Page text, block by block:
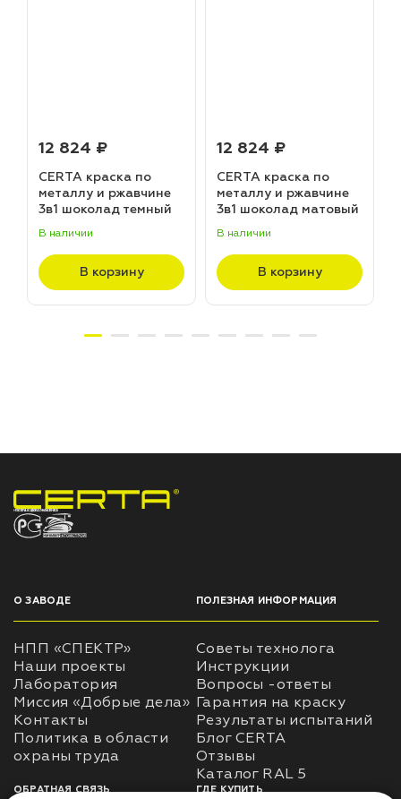
12 824 ₽
CERTA краска по
металлу и ржавчине
3в1 шоколад темный
(20,0кг)
В наличии
В корзину
12 824 ₽
CERTA краска по
металлу и ржавчине
3в1 шоколад матовый
В наличии
В корзину
НПП «СПЕКТР» ЗАВОД ЛАКОКРАСОЧНЫХ МАТЕРИАЛОВ
О ЗАВОДЕ
НПП «СПЕКТР»
Наши проекты
Лаборатория
Миссия «Добрые дела»
Контакты
Политика в области
ПОЛЕЗНАЯ ИНФОРМАЦИЯ
Советы технолога
Инструкции
Вопросы -ответы
Гарантия на краску
Результаты испытаний
Блог CERTA
Отзывы
Каталог RAL 5
ОБРАТНАЯ СВЯЗЬ ГДЕ КУПИТЬ